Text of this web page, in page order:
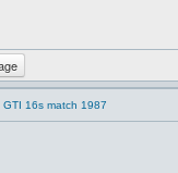
16s match 1987